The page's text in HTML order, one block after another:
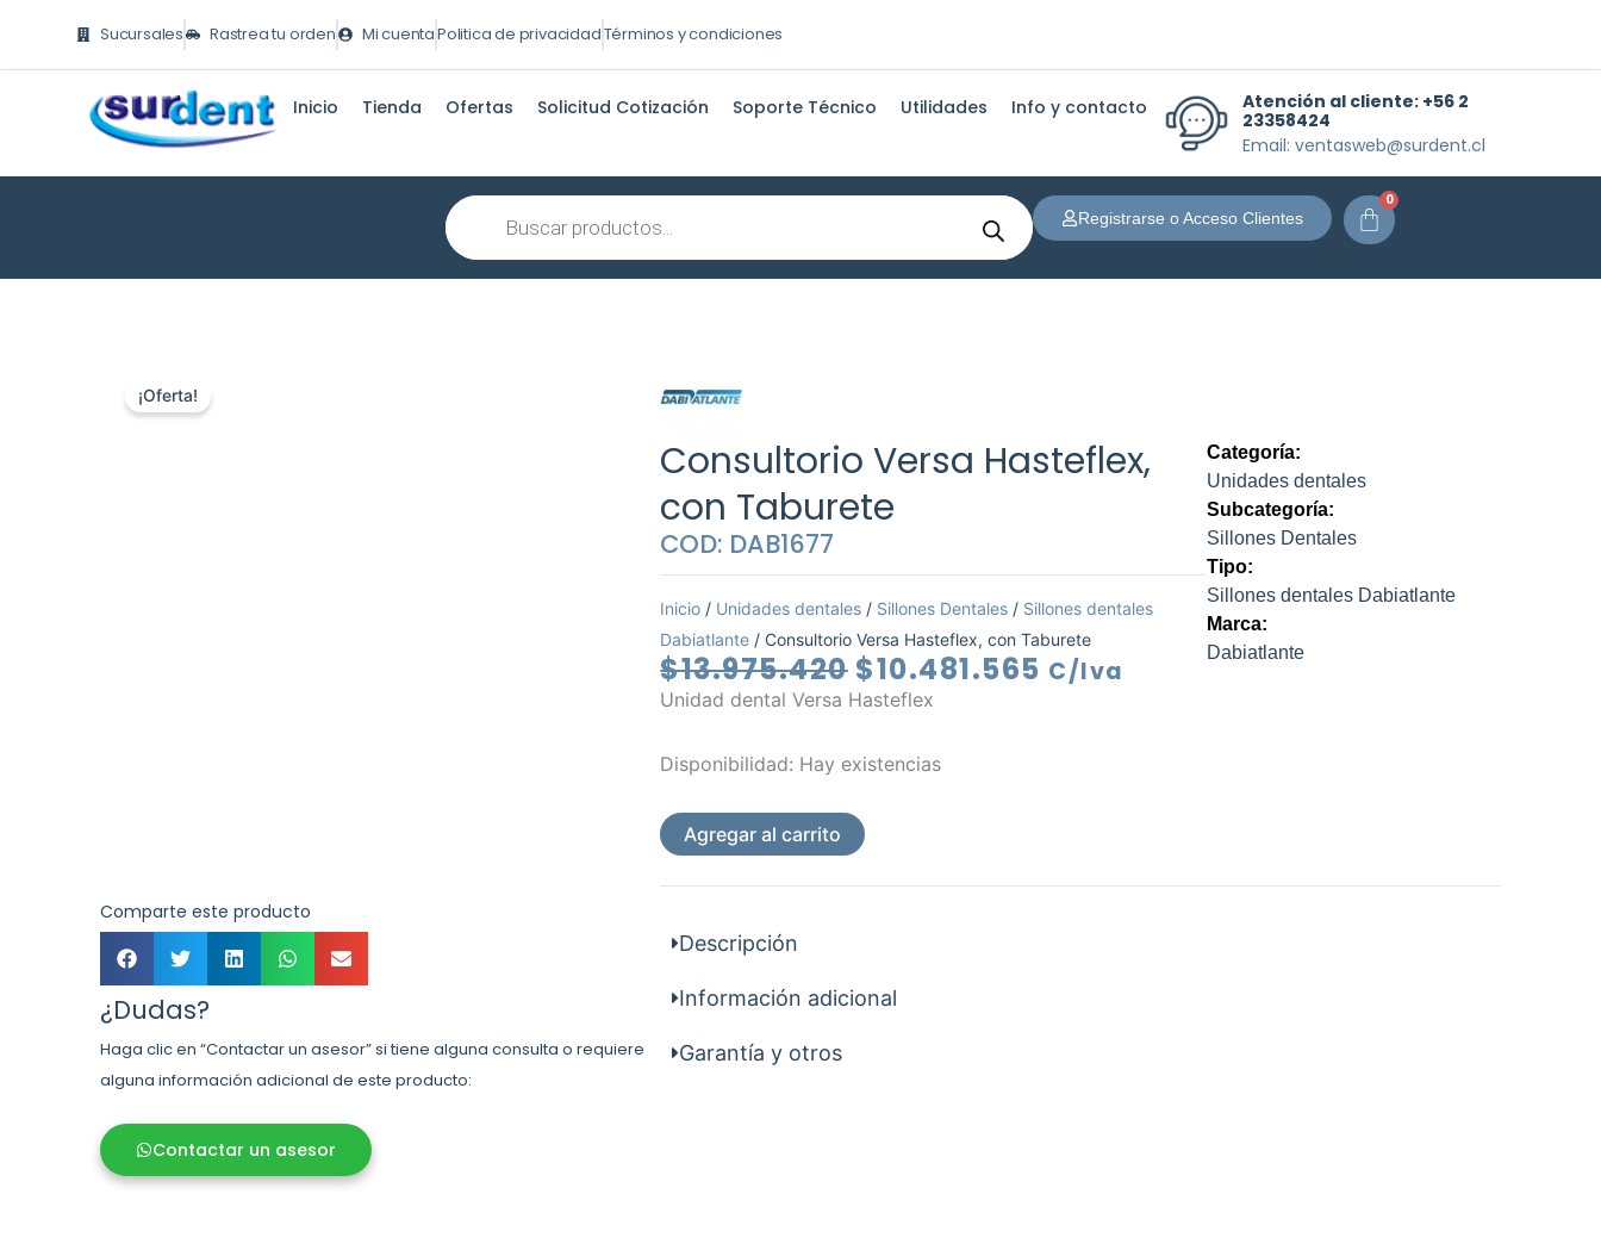
contenido
Sucursales Rastrea tu orden Mi cuentaPolitica de privacidadTérminos y condiciones
Inicio Tienda Ofertas Solicitud Cotización Soporte Técnico Utilidades Info y contacto Atención al cliente: +56 2
23358424
Email: ventasweb@surdent.cl
Búsqueda
de
productos
Registrarse o Acceso Clientes
0
Carrito
¡Oferta!
Comparte este producto
¿Dudas?
Haga clic en “Contactar un asesor” si tiene alguna consulta o requiere
alguna información adicional de este producto:
Contactar un asesor
Consultorio Versa Hasteflex,
con Taburete
COD: DAB1677
Inicio / Unidades dentales / Sillones Dentales / Sillones dentales
Dabiatlante / Consultorio Versa Hasteflex, con Taburete
$13.975.420 El
precio
era:
$13.975.420.
$10.481.565 El
precio
C/Iva
Unidad dental Versa Hasteflex
Disponibilidad: Hay existencias
Consultorio
Hasteflex,
con
Taburete
Agregar al carrito
Categoría:
Unidades dentales
Subcategoría:
Sillones Dentales
Tipo:
Sillones dentales Dabiatlante
Marca:
Dabiatlante
Descripción
Información adicional
Garantía y otros